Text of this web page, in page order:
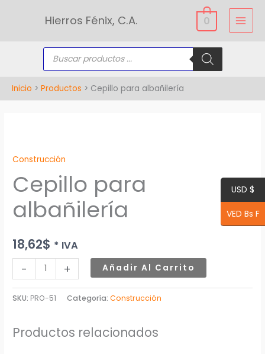
Hierros Fénix, C.A. 0
Búsqueda
productos
Inicio Productos Cepillo para albañilería
Construcción
Cepillo para
albañilería
18,62$ * IVA
-
albañilería
cantidad
+ Añadir Al Carrito
SKU: PRO-51 Categoría:Construcción
Productos relacionados
USD $
VED Bs F